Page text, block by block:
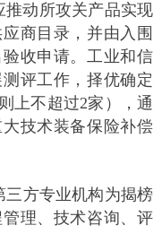
推动所攻关产品实现
商目录，并由入围
收申请。工业和信
评工作，择优确定
上不超过2家），通
技术装备保险补偿
三方专业机构为揭榜
理、技术咨询、评